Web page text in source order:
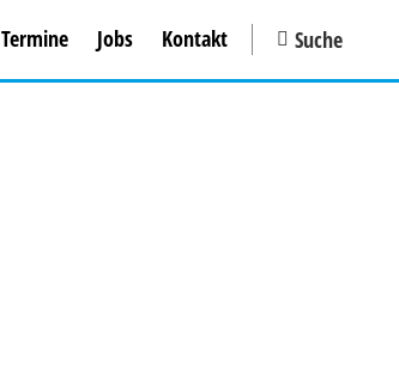
Suche
Termine Jobs Kontakt